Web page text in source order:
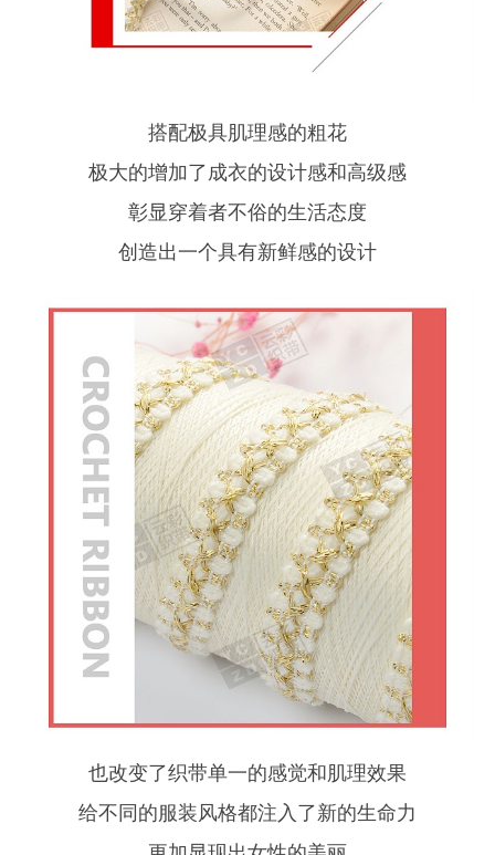
搭配极具肌理感的粗花
极大的增加了成衣的设计感和高级感
彰显穿着者不俗的生活态度
创造出一个具有新鲜感的设计
也改变了织带单一的感觉和肌理效果
给不同的服装风格都注入了新的生命力